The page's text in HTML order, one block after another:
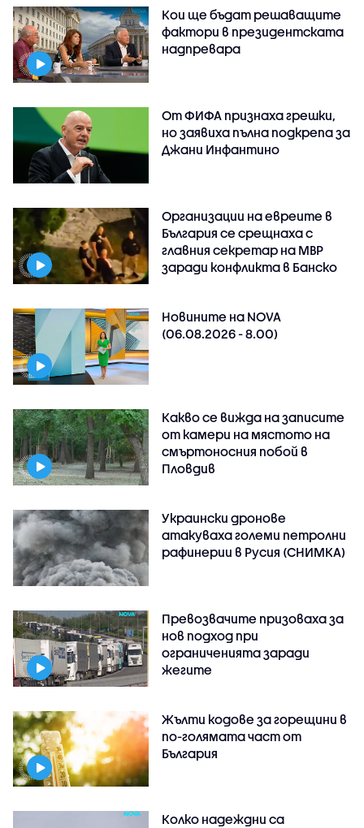
Кои ще бъдат решаващите
фактори в президентската
надпревара
От ФИФА признаха грешки,
но заявиха пълна подкрепа за
Джани Инфантино
Организации на евреите в
България се срещнаха с
главния секретар на МВР
заради конфликта в Банско
Новините на NOVA
(06.08.2026 - 8.00)
Какво се вижда на записите
от камери на мястото на
смъртоносния побой в
Пловдив
Украински дронове
атакуваха големи петролни
рафинерии в Русия (СНИМКА)
Превозвачите призоваха за
нов подход при
ограниченията заради
жегите
Жълти кодове за горещини в
по-голямата част от
България
Колко надеждни са